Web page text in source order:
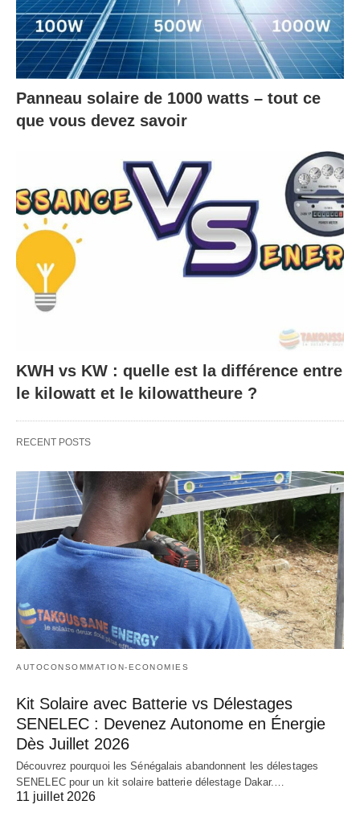
Panneau solaire de 1000 watts – tout ce
que vous devez savoir
KWH vs KW : quelle est la différence entre
le kilowatt et le kilowattheure ?
RECENT POSTS
AUTOCONSOMMATION-ECONOMIES
Kit Solaire avec Batterie vs Délestages
SENELEC : Devenez Autonome en Énergie
Dès Juillet 2026
Découvrez pourquoi les Sénégalais abandonnent les délestages
SENELEC pour un kit solaire batterie délestage Dakar.…
11 juillet 2026